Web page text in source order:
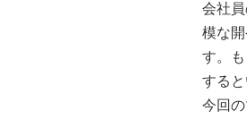
会社
模な
す。
する
今回